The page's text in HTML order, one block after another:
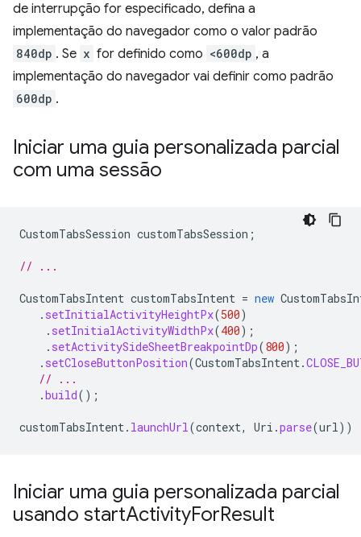
de interrupção for especificado, defina a
implementação do navegador como o valor padrão
840dp . Se x for definido como <600dp , a
implementação do navegador vai definir como padrão
600dp .
Iniciar uma guia personalizada parcial
com uma sessão
CustomTabsSession customTabsSession ;
// ...
CustomTabsIntent customTabsIntent = new
. setInitialActivityHeightPx(500)
. setInitialActivityWidthPx(400);
. setActivitySideSheetBreakpointDp(800);
. setCloseButtonPosition(CustomTabsIntent.
// ...
.build();
customTabsIntent. launchUrl(context, Uri .parse(url))
Iniciar uma guia personalizada parcial
usando startActivityForResult